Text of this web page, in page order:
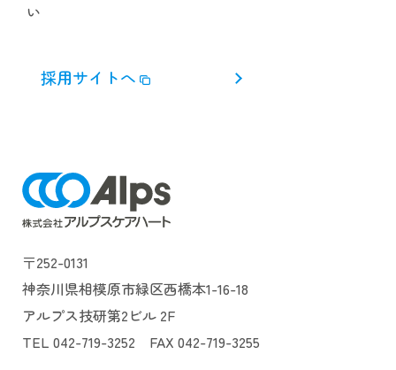
い
採用サイトへ
〒252-0131
神奈川県相模原市緑区西橋本1-16-18
アルプス技研第2ビル 2F
TEL 042-719-3252 FAX 042-719-3255